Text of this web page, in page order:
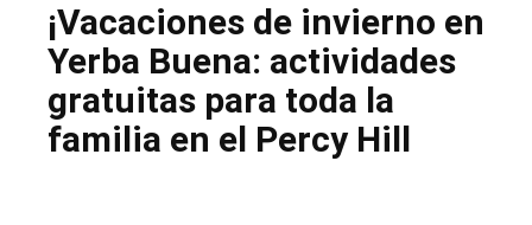
¡Vacaciones de invierno en
Yerba Buena: actividades
gratuitas para toda la
familia en el Percy Hill